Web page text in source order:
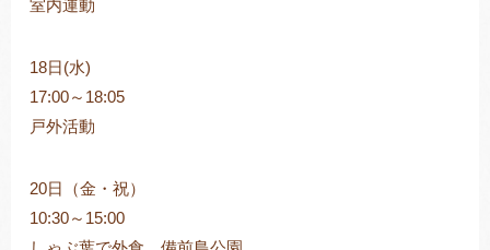
室内運動
18日(水)
17:00～18:05
戸外活動
20日（金・祝）
10:30～15:00